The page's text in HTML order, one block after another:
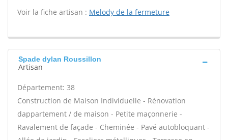
Voir la fiche artisan : Melody de la fermeture
Spade dylan Roussillon
Artisan
Département: 38
Construction de Maison Individuelle - Rénovation
dappartement / de maison - Petite maçonnerie -
Ravalement de façade - Cheminée - Pavé autobloquant -